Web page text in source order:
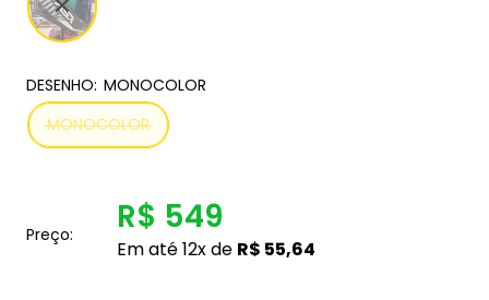
DESENHO: MONOCOLOR
MONOCOLOR
Preço: R$ 549
Em até 12x de R$ 55,64